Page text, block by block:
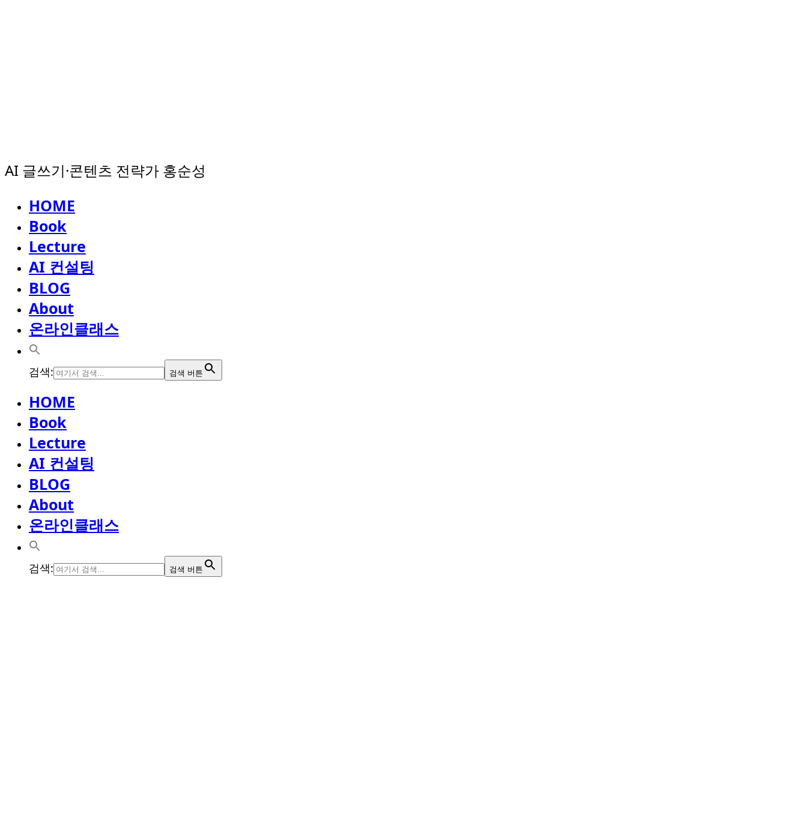
AI 글쓰기·콘텐츠 전략가 홍순성
HOME
Book
Lecture
AI 컨설팅
BLOG
About
온라인클래스
검색: 검색 버튼
HOME
Book
Lecture
AI 컨설팅
BLOG
About
온라인클래스
검색: 검색 버튼